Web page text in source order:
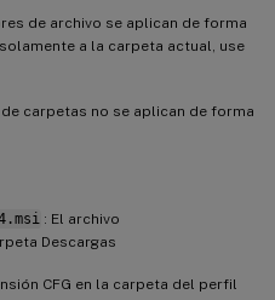
de archivo se aplican de forma
a la carpeta actual, use
carpetas no se aplican de forma
: El archivo
Descargas
CFG en la carpeta del perfil